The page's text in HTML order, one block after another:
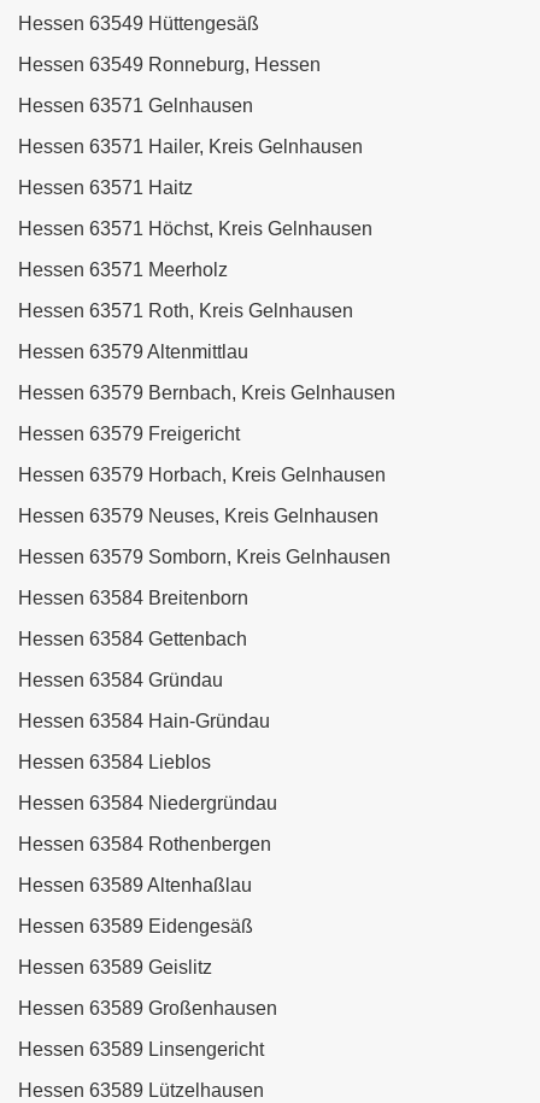
Hessen 63549 Hüttengesäß
Hessen 63549 Ronneburg, Hessen
Hessen 63571 Gelnhausen
Hessen 63571 Hailer, Kreis Gelnhausen
Hessen 63571 Haitz
Hessen 63571 Höchst, Kreis Gelnhausen
Hessen 63571 Meerholz
Hessen 63571 Roth, Kreis Gelnhausen
Hessen 63579 Altenmittlau
Hessen 63579 Bernbach, Kreis Gelnhausen
Hessen 63579 Freigericht
Hessen 63579 Horbach, Kreis Gelnhausen
Hessen 63579 Neuses, Kreis Gelnhausen
Hessen 63579 Somborn, Kreis Gelnhausen
Hessen 63584 Breitenborn
Hessen 63584 Gettenbach
Hessen 63584 Gründau
Hessen 63584 Hain-Gründau
Hessen 63584 Lieblos
Hessen 63584 Niedergründau
Hessen 63584 Rothenbergen
Hessen 63589 Altenhaßlau
Hessen 63589 Eidengesäß
Hessen 63589 Geislitz
Hessen 63589 Großenhausen
Hessen 63589 Linsengericht
Hessen 63589 Lützelhausen